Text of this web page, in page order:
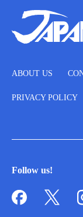
ABOUT US
PRIVACY POLICY
Follow us!